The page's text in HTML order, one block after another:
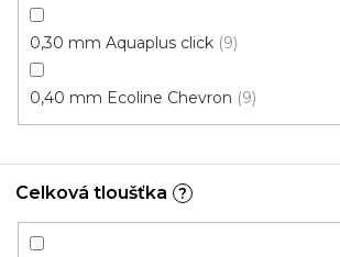
0,30 mm Aquaplus click 9
0,40 mm Ecoline Chevron 9
Celková tloušťka ?
Vinylové dílce Purello Fix 30 V / 31131